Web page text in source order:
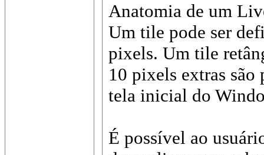
Anatomia de um
Um tile pode ser
pixels. Um tile
10 pixels extras são
tela inicial do
É possível ao